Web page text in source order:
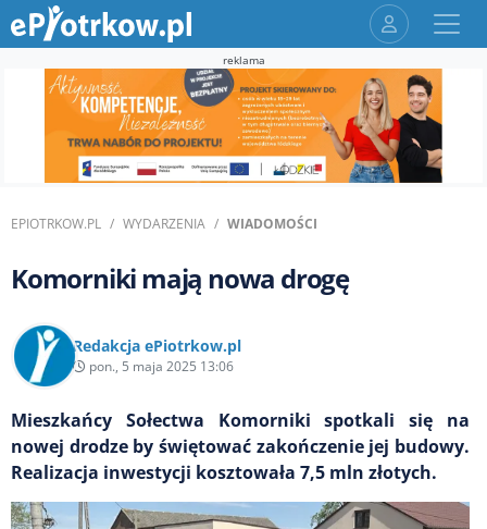
reklama
EPIOTRKOW.PL WYDARZENIA WIADOMOŚCI
Komorniki mają nowa drogę
Redakcja ePiotrkow.pl
pon., 5 maja 2025 13:06
Mieszkańcy Sołectwa Komorniki spotkali się na
nowej drodze by świętować zakończenie jej budowy.
Realizacja inwestycji kosztowała 7,5 mln złotych.